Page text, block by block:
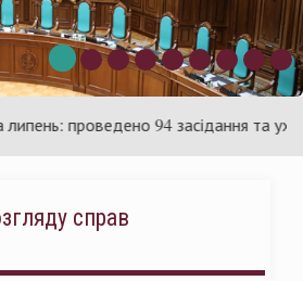
проведено 94 засідання та
справ